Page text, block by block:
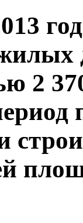
2